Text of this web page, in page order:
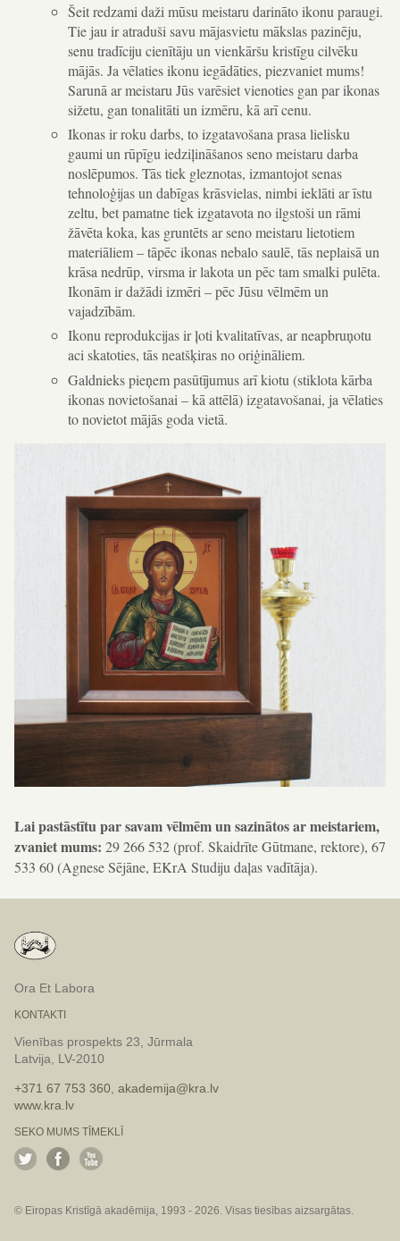
Šeit redzami daži mūsu meistaru darināto ikonu paraugi.
Tie jau ir atraduši savu mājasvietu mākslas pazinēju,
senu tradīciju cienītāju un vienkāršu kristīgu cilvēku
mājās. Ja vēlaties ikonu iegādāties, piezvaniet mums!
Sarunā ar meistaru Jūs varēsiet vienoties gan par ikonas
sižetu, gan tonalitāti un izmēru, kā arī cenu.
Ikonas ir roku darbs, to izgatavošana prasa lielisku
gaumi un rūpīgu iedziļināšanos seno meistaru darba
noslēpumos. Tās tiek gleznotas, izmantojot senas
tehnoloģijas un dabīgas krāsvielas, nimbi ieklāti ar īstu
zeltu, bet pamatne tiek izgatavota no ilgstoši un rāmi
žāvēta koka, kas gruntēts ar seno meistaru lietotiem
materiāliem – tāpēc ikonas nebalo saulē, tās neplaisā un
krāsa nedrūp, virsma ir lakota un pēc tam smalki pulēta.
Ikonām ir dažādi izmēri – pēc Jūsu vēlmēm un
vajadzībām.
Ikonu reprodukcijas ir ļoti kvalitatīvas, ar neapbruņotu
aci skatoties, tās neatšķiras no oriģināliem.
Galdnieks pieņem pasūtījumus arī kiotu (stiklota kārba
ikonas novietošanai – kā attēlā) izgatavošanai, ja vēlaties
to novietot mājās goda vietā.
Lai pastāstītu par savam vēlmēm un sazinātos ar meistariem,
zvaniet mums: 29 266 532 (prof. Skaidrīte Gūtmane, rektore), 67
533 60 (Agnese Sējāne, EKrA Studiju daļas vadītāja).
Ora Et Labora
KONTAKTI
Vienības prospekts 23, Jūrmala
Latvija, LV-2010
+371 67 753 360, akademija@kra.lv
www.kra.lv
SEKO MUMS TĪMEKLĪ
© Eiropas Kristīgā akadēmija, 1993 - 2026. Visas tiesības aizsargātas.